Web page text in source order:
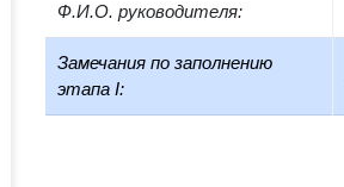
Ф.И.О. руководителя:
Замечания по заполнению
этапа I: